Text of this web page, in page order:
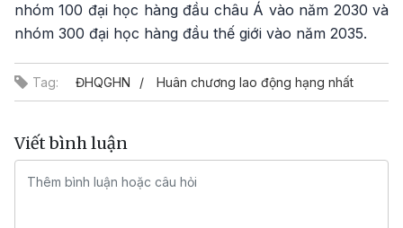
nhóm 100 đại học hàng đầu châu Á vào năm 2030 và
nhóm 300 đại học hàng đầu thế giới vào năm 2035.
Tag: ĐHQGHN Huân chương lao động hạng nhất
Viết bình luận